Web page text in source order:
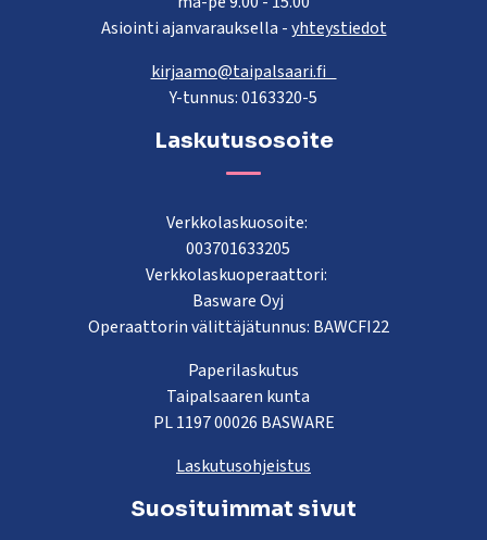
Asiointi ajanvarauksella -yhteystiedot
kirjaamo@taipalsaari.fi
Y-tunnus: 0163320-5
Laskutusosoite
Verkkolaskuosoite:
003701633205
Verkkolaskuoperaattori:
Basware Oyj
Operaattorin välittäjätunnus: BAWCFI22
Paperilaskutus
Taipalsaaren kunta
PL 1197 00026 BASWARE
Laskutusohjeistus
Suosituimmat sivut